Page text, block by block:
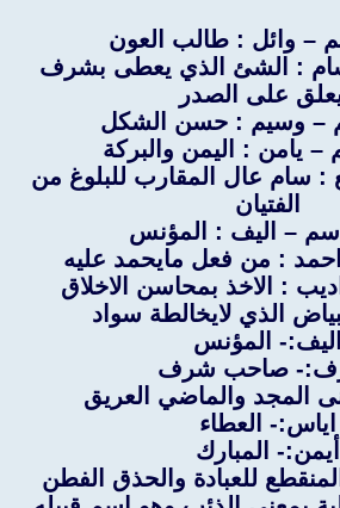
– وائل : طالب العون
: الشئ الذي يعطى بشرف
على الصدر
– وسيم : حسن الشكل
يامن : اليمن والبركة
: سام عال المقارب للبلوغ من
الفتيان
– اليف : المؤنس
: من فعل مايحمد عليه
: الاخذ بمحاسن الاخلاق
الذي لايخالطة سواد
اليف:- المؤنس
صاحب شرف
المجد والماضي العريق
اياس:- العطاء
أيمن:- المبارك
للعبادة والحذق الفطن